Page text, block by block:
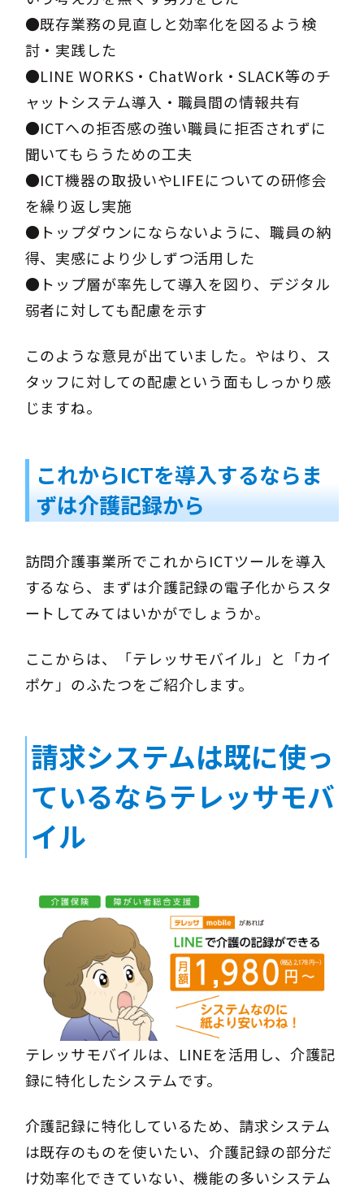
●既存業務の見直しと効率化を図るよう検
討・実践した
●LINE WORKS・ChatWork・SLACK等のチ
ャットシステム導入・職員間の情報共有
●ICTへの拒否感の強い職員に拒否されずに
聞いてもらうための工夫
●ICT機器の取扱いやLIFEについての研修会
を繰り返し実施
●トップダウンにならないように、職員の納
得、実感により少しずつ活用した
●トップ層が率先して導入を図り、デジタル
弱者に対しても配慮を示す
このような意見が出ていました。やはり、ス
タッフに対しての配慮という面もしっかり感
じますね。
これからICTを導入するならま
ずは介護記録から
訪問介護事業所でこれからICTツールを導入
するなら、まずは介護記録の電子化からスタ
ートしてみてはいかがでしょうか。
ここからは、「テレッサモバイル」と「カイ
ポケ」のふたつをご紹介します。
請求システムは既に使っ
ているならテレッサモバ
イル
テレッサモバイルは、LINEを活用し、介護記
録に特化したシステムです。
介護記録に特化しているため、請求システム
は既存のものを使いたい、介護記録の部分だ
け効率化できていない、機能の多いシステム